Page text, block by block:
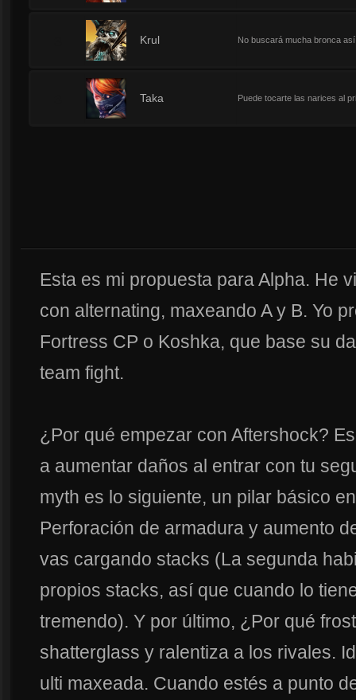
Krul No buscará mucha bronca
Taka Puede tocarte las narices al
Esta es mi propuesta para Alpha. He
con alternating, maxeando A y B. Yo
Fortress CP o Koshka, que base su
team fight.
¿Por qué empezar con Aftershock?
a aumentar daños al entrar con tu
myth es lo siguiente, un pilar básico
Perforación de armadura y aumento
vas cargando stacks (La segunda
propios stacks, así que cuando lo
tremendo). Y por último, ¿Por qué
shatterglass y ralentiza a los rivales.
ulti maxeada. Cuando estés a punto